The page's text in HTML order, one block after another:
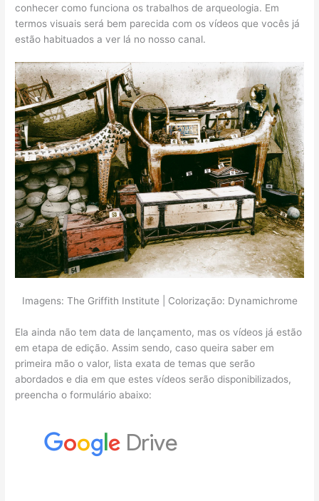
conhecer como funciona os trabalhos de arqueologia. Em
termos visuais será bem parecida com os vídeos que vocês já
estão habituados a ver lá no nosso canal.
Imagens: The Griffith Institute | Colorização: Dynamichrome
Ela ainda não tem data de lançamento, mas os vídeos já estão
em etapa de edição. Assim sendo, caso queira saber em
primeira mão o valor, lista exata de temas que serão
abordados e dia em que estes vídeos serão disponibilizados,
preencha o formulário abaixo: